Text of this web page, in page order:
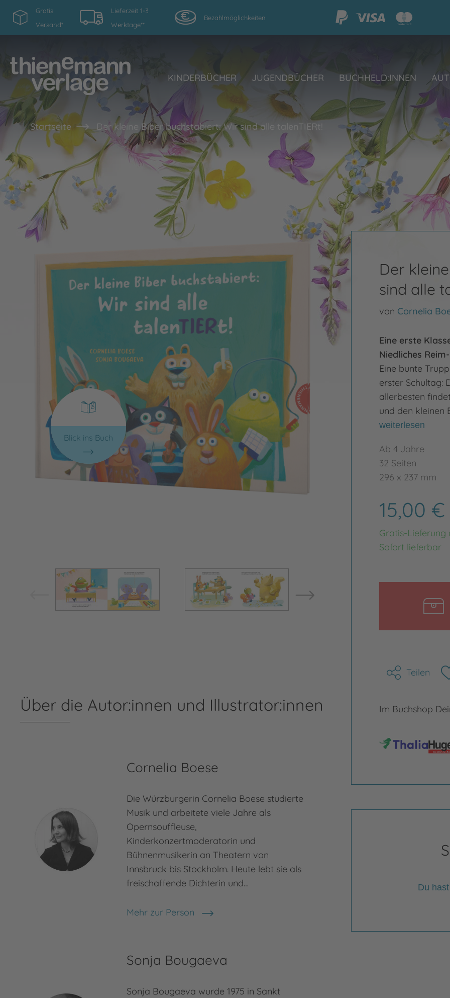
Gratis
Versand*
Lieferzeit 1-3
Werktage**
Bezahlmöglichkeiten
KINDERBÜCHER JUGENDBÜCHER BUCHHELD:INNEN
Startseite Der kleine Biber buchstabiert: Wir sind alle talenTIERt!
Blick ins Buch
Bild vergrößern
Der
sind alle
von Cornelia
Eine erste
Niedliches
Eine bunte
erster Schultag:
allerbesten
und den kleinen
weiterlesen
Ab 4 Jahre
32 Seiten
296 x 237 mm
15,00 €
Gratis-Lieferung
Sofort lieferbar
Teilen
Im Buchshop
Du
Über die Autor:innen und Illustrator:innen
Cornelia Boese
Die Würzburgerin Cornelia Boese studierte
Musik und arbeitete viele Jahre als
Opernsouffleuse,
Kinderkonzertmoderatorin und
Bühnenmusikerin an Theatern von
Innsbruck bis Stockholm. Heute lebt sie als
freischaffende Dichterin und…
Mehr zur Person
Cornelia Boese
Sonja Bougaeva
Sonja Bougaeva wurde 1975 in Sankt